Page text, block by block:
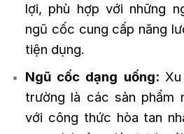
lợi, phù hợp với những
ngũ cốc cung cấp năng
tiện dụng.
Ngũ cốc dạng uống:
trường là các sản phẩm
với công thức hòa tan